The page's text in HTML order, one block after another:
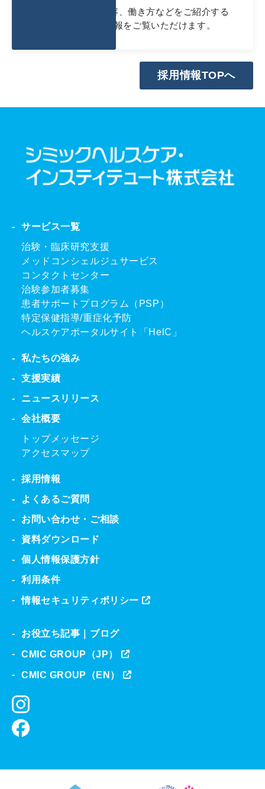
会社概要や仕事内容、働き方などをご紹介する
採用イベント情報をご覧いただけます。
採用情報TOPへ
サービス一覧
治験・臨床研究支援
メッドコンシェルジュサービス
コンタクトセンター
治験参加者募集
患者サポートプログラム（PSP）
特定保健指導/重症化予防
ヘルスケアポータルサイト「HelC」
私たちの強み
支援実績
ニュースリリース
会社概要
トップメッセージ
アクセスマップ
採用情報
よくあるご質問
お問い合わせ・ご相談
資料ダウンロード
個人情報保護方針
利用条件
情報セキュリティポリシー
お役立ち記事｜ブログ
CMIC GROUP（JP）
CMIC GROUP（EN）